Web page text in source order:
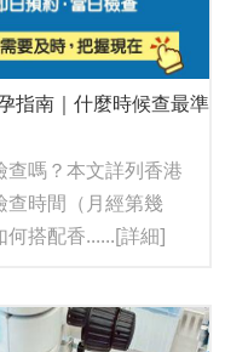
指南｜什麼時候查最準
嗎？本文詳列香港
查時間（月經第幾
搭配香......[詳細]